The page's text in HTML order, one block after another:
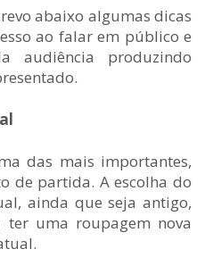
abaixo algumas dicas
ao falar em público e
audiência produzindo
das mais importantes,
de partida. A escolha do
ainda que seja antigo,
ter uma roupagem nova